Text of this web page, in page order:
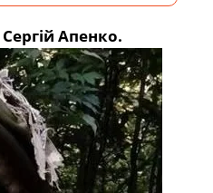
Сергій Апенко.